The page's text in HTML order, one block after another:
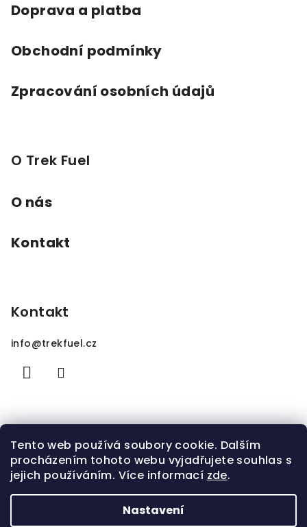
Tento web používá soubory cookie. Dalším
procházením tohoto webu vyjadřujete souhlas s
jejich používáním. Více informací zde.
Nastavení
Doprava a platba
Obchodní podmínky
Zpracování osobních údajů
O Trek Fuel
O nás
Kontakt
Kontakt
info@trekfuel.cz